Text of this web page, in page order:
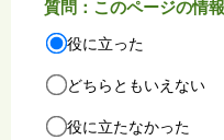
質問：このページの情
役に立った
どちらともいえない
役に立たなかった